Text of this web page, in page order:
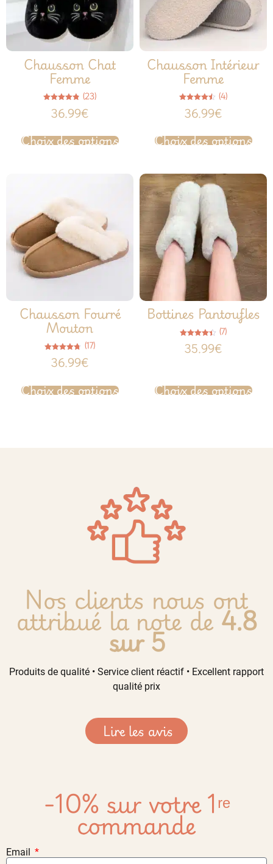
Chausson Chat
Femme
4.78
sur 5
(23)
36.99€
Choix des options
Chausson Intérieur
Femme
4.50
sur 5
(4)
36.99€
Choix des options
Chausson Fourré
Mouton
4.65
sur 5
(17)
36.99€
Choix des options
Bottines Pantoufles
4.43
sur 5
(7)
35.99€
Choix des options
Nos clients nous ont
attribué la note de4.8
sur 5
Produits de qualité • Service client réactif • Excellent rapport
qualité prix
Lire les avis
-10% sur votre 1ʳᵉ
commande
Email